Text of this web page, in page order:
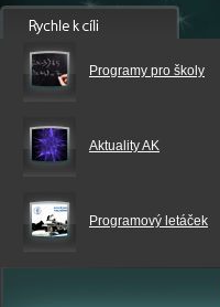
Programy pro školy
Aktuality AK
Programový letáček